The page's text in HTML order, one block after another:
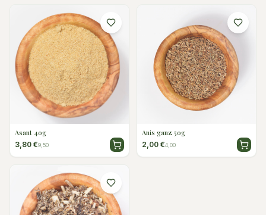
Asant 40g
3,80 €9,50
Anis ganz 50g
2,00 €4,00